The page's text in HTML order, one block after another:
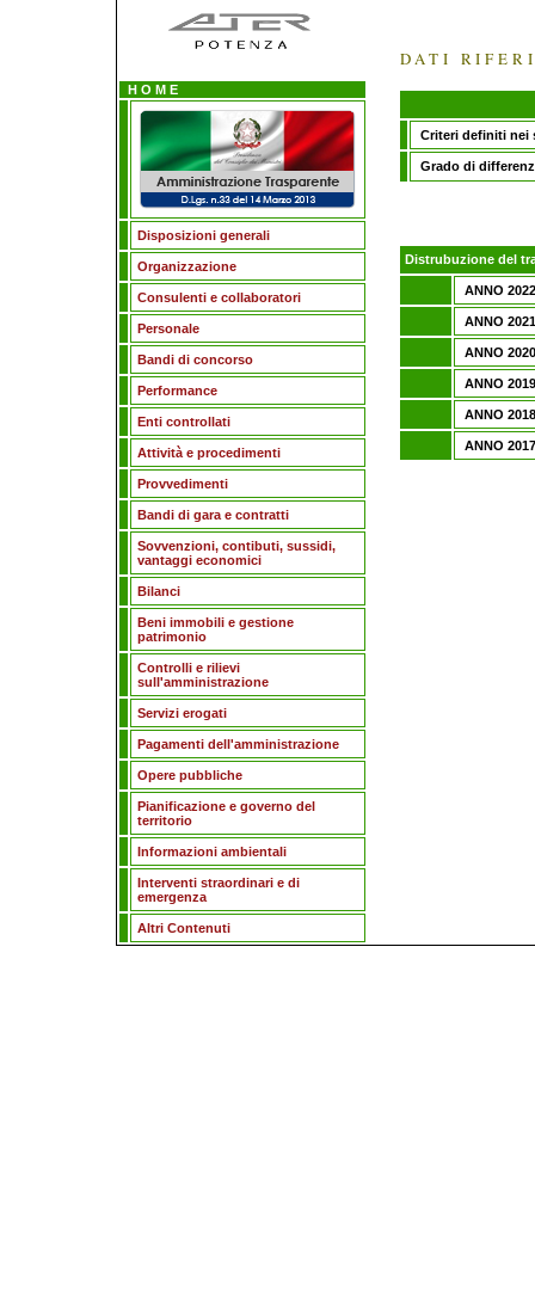
H O M E
Disposizioni generali
Organizzazione
Consulenti e collaboratori
Personale
Bandi di concorso
Performance
Enti controllati
Attività e procedimenti
Provvedimenti
Bandi di gara e contratti
Sovvenzioni, contibuti, sussidi,
vantaggi economici
Bilanci
Beni immobili e gestione
patrimonio
Controlli e rilievi
sull'amministrazione
Servizi erogati
Pagamenti dell'amministrazione
Opere pubbliche
Pianificazione e governo del
territorio
Informazioni ambientali
Interventi straordinari e di
emergenza
Altri Contenuti
DATI
Criteri definiti nei
Grado di
Distrubuzione del
ANNO 2022
ANNO 2021
ANNO 2020
ANNO 2019
ANNO 2018
ANNO 2017